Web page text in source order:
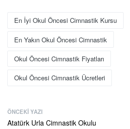
En İyi Okul Öncesi Cimnastik Kursu
En Yakın Okul Öncesi Cimnastik
Okul Öncesi Cimnastik Fiyatları
Okul Öncesi Cimnastik Ücretleri
ÖNCEKI YAZI
Atatürk Urla Cimnastik Okulu